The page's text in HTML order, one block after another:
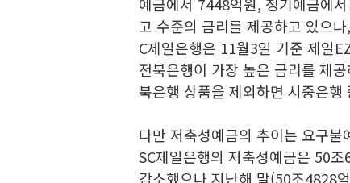
고 수준의 금리를 제공하고 있으
C제일은행은 11월3일 기준 제일
전북은행이 가장 높은 금리를 제
북은행 상품을 제외하면 시중은행
다만 저축성예금의 추이는 요구
SC제일은행의 저축성예금은 50
감소했으나 지난해 말(50조4828